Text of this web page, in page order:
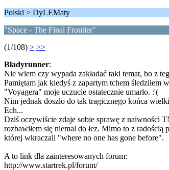
Polski > DyLEMaty
"Space - The Final Frontier"
(1/108) > >>
Bladyrunner:
Nie wiem czy wypada zakładać taki temat, bo z
Pamiętam jak kiedyś z zapartym tchem
"Voyagera" moje uczucie ostatecznie umarło. :'(
Nim jednak doszło do tak tragicznego końca
Ech...
Dziś oczywiście zdaje sobie sprawę z naiwności
rozbawiłem się niemal do łez. Mimo to z
której wkraczali "where no one has gone before".
A to link dla zainteresowanych forum:
http://www.startrek.pl/forum/